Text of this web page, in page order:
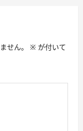
せん。 ※ が付いて